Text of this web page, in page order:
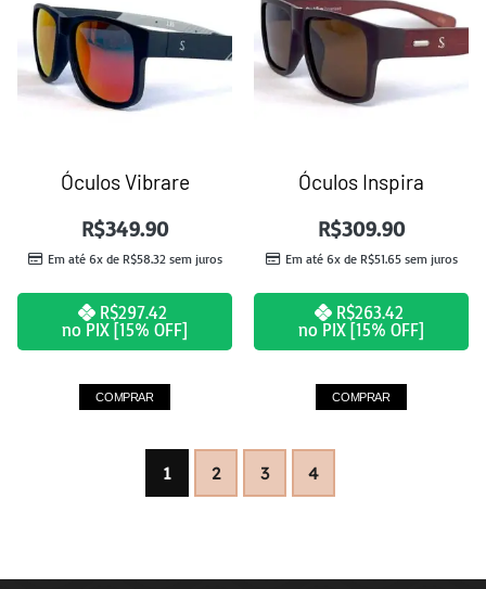
Óculos Vibrare
R$349.90
Em até 6x de R$58.32 sem juros
R$297.42
no PIX [15% OFF]
COMPRAR
Óculos Inspira
R$309.90
Em até 6x de R$51.65sem juros
R$263.42
no PIX [15% OFF]
COMPRAR
1 2 3 4